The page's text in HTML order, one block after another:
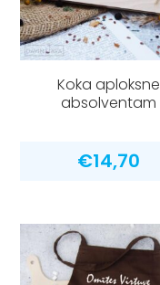
Koka aploksne
absolventam
€14,70